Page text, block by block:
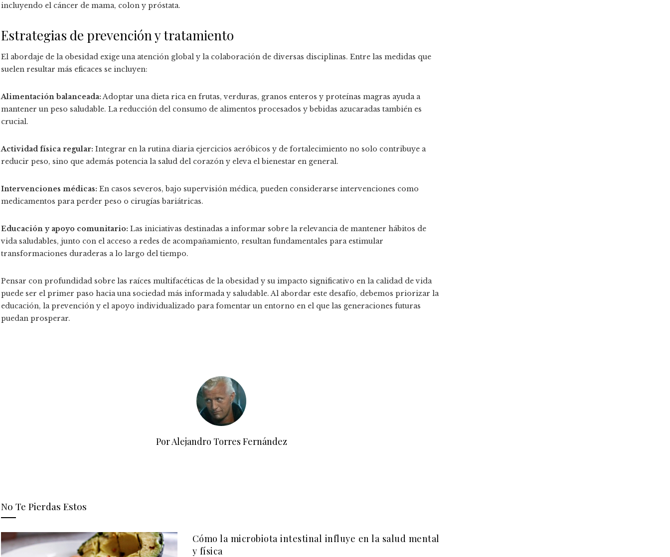
incluyendo el cáncer de mama, colon y próstata.
Estrategias de prevención y tratamiento
El abordaje de la obesidad exige una atención global y la colaboración de diversas disciplinas. Entre las medidas que
suelen resultar más eficaces se incluyen:
Alimentación balanceada:Adoptar una dieta rica en frutas, verduras, granos enteros y proteínas magras ayuda a
mantener un peso saludable. La reducción del consumo de alimentos procesados y bebidas azucaradas también es
crucial.
Actividad física regular: Integrar en la rutina diaria ejercicios aeróbicos y de fortalecimiento no solo contribuye a
reducir peso, sino que además potencia la salud del corazón y eleva el bienestar en general.
Intervenciones médicas: En casos severos, bajo supervisión médica, pueden considerarse intervenciones como
medicamentos para perder peso o cirugías bariátricas.
Educación y apoyo comunitario: Las iniciativas destinadas a informar sobre la relevancia de mantener hábitos de
vida saludables, junto con el acceso a redes de acompañamiento, resultan fundamentales para estimular
transformaciones duraderas a lo largo del tiempo.
Pensar con profundidad sobre las raíces multifacéticas de la obesidad y su impacto significativo en la calidad de vida
puede ser el primer paso hacia una sociedad más informada y saludable. Al abordar este desafío, debemos priorizar la
educación, la prevención y el apoyo individualizado para fomentar un entorno en el que las generaciones futuras
puedan prosperar.
Por Alejandro Torres Fernández
No Te Pierdas Estos
Cómo la microbiota intestinal influye en la salud mental
y física